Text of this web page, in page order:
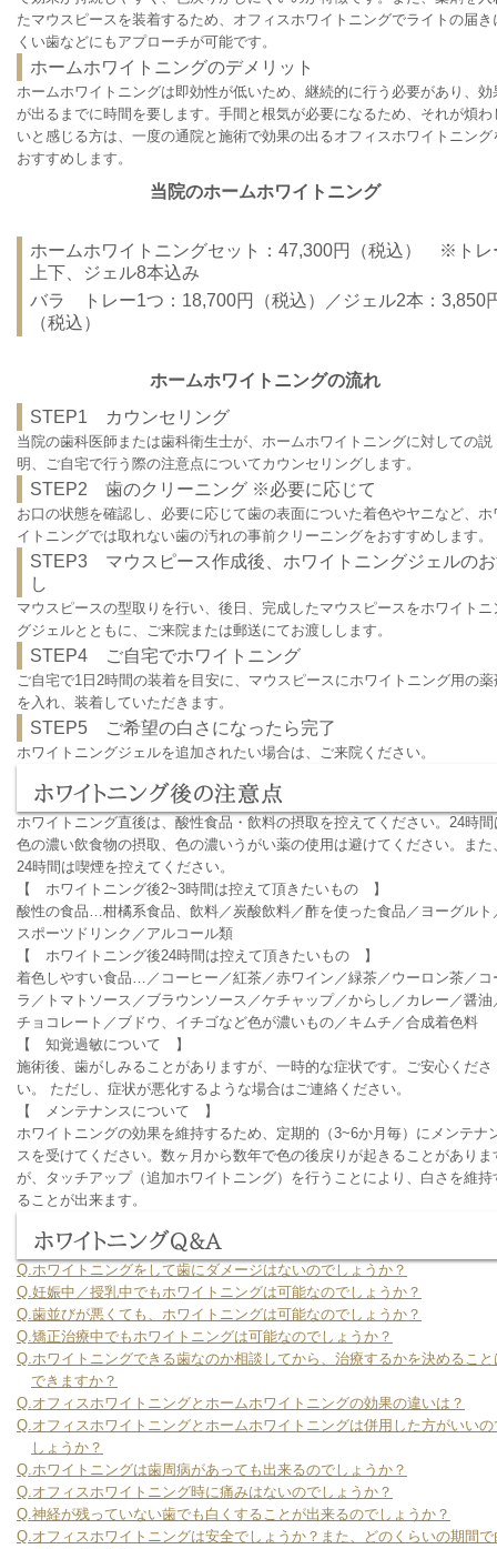
たマウスピースを装着するため、オフィスホワイトニングでライトの届き
くい歯などにもアプローチが可能です。
ホームホワイトニングのデメリット
ホームホワイトニングは即効性が低いため、継続的に行う必要があり、効
が出るまでに時間を要します。手間と根気が必要になるため、それが煩わ
いと感じる方は、一度の通院と施術で効果の出るオフィスホワイトニング
おすすめします。
当院のホームホワイトニング
ホームホワイトニングセット：47,300円（税込） ※トレ
上下、ジェル8本込み
バラ トレー1つ：18,700円（税込）／ジェル2本：3,850
（税込）
ホームホワイトニングの流れ
STEP1 カウンセリング
当院の歯科医師または歯科衛生士が、ホームホワイトニングに対しての説
明、ご自宅で行う際の注意点についてカウンセリングします。
STEP2 歯のクリーニング ※必要に応じて
お口の状態を確認し、必要に応じて歯の表面についた着色やヤニなど、ホ
イトニングでは取れない歯の汚れの事前クリーニングをおすすめします。
STEP3 マウスピース作成後、ホワイトニングジェルの
し
マウスピースの型取りを行い、後日、完成したマウスピースをホワイトニ
グジェルとともに、ご来院または郵送にてお渡しします。
STEP4 ご自宅でホワイトニング
ご自宅で1日2時間の装着を目安に、マウスピースにホワイトニング用の薬
を入れ、装着していただきます。
STEP5 ご希望の白さになったら完了
ホワイトニングジェルを追加されたい場合は、ご来院ください。
ホワイトニング後の注意点
ホワイトニング直後は、酸性食品・飲料の摂取を控えてください。24時間
色の濃い飲食物の摂取、色の濃いうがい薬の使用は避けてください。また
24時間は喫煙を控えてください。
【 ホワイトニング後2~3時間は控えて頂きたいもの 】
酸性の食品…柑橘系食品、飲料／炭酸飲料／酢を使った食品／ヨーグルト
スポーツドリンク／アルコール類
【 ホワイトニング後24時間は控えて頂きたいもの 】
着色しやすい食品…／コーヒー／紅茶／赤ワイン／緑茶／ウーロン茶／コ
ラ／トマトソース／ブラウンソース／ケチャップ／からし／カレー／醤油
チョコレート／ブドウ、イチゴなど色が濃いもの／キムチ／合成着色料
【 知覚過敏について 】
施術後、歯がしみることがありますが、一時的な症状です。ご安心くださ
い。 ただし、症状が悪化するような場合はご連絡ください。
【 メンテナンスについて 】
ホワイトニングの効果を維持するため、定期的（3~6か月毎）にメンテナ
スを受けてください。数ヶ月から数年で色の後戻りが起きることがありま
が、タッチアップ（追加ホワイトニング）を行うことにより、白さを維持
ることが出来ます。
ホワイトニングQ&A
Q.ホワイトニングをして歯にダメージはないのでしょうか？
Q.妊娠中／授乳中でもホワイトニングは可能なのでしょうか？
Q.歯並びが悪くても、ホワイトニングは可能なのでしょうか？
Q.矯正治療中でもホワイトニングは可能なのでしょうか？
Q.ホワイトニングできる歯なのか相談してから、治療するかを決めること
できますか？
Q.オフィスホワイトニングとホームホワイトニングの効果の違いは？
Q.オフィスホワイトニングとホームホワイトニングは併用した方がいいの
しょうか？
Q.ホワイトニングは歯周病があっても出来るのでしょうか？
Q.オフィスホワイトニング時に痛みはないのでしょうか？
Q.神経が残っていない歯でも白くすることが出来るのでしょうか？
Q.オフィスホワイトニングは安全でしょうか？また、どのくらいの期間で